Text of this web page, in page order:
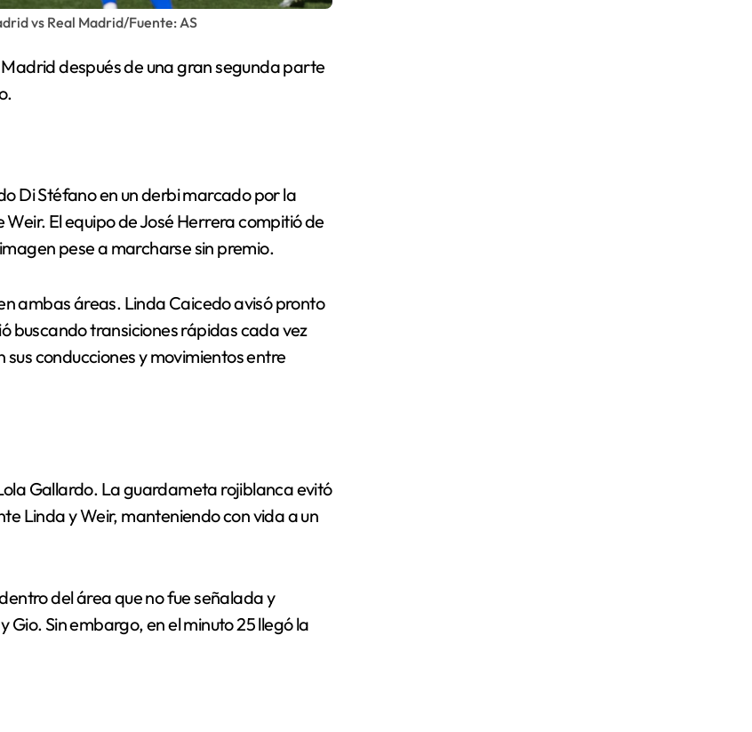
vs Real Madrid/Fuente: AS
después de una gran segunda parte
Di Stéfano en un derbi marcado por la
El equipo de José Herrera compitió de
pese a marcharse sin premio.
ambas áreas. Linda Caicedo avisó pronto
buscando transiciones rápidas cada vez
conducciones y movimientos entre
Gallardo. La guardameta rojiblanca evitó
Linda y Weir, manteniendo con vida a un
del área que no fue señalada y
Sin embargo, en el minuto 25 llegó la